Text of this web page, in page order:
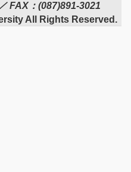
FAX：(087)891-3021
All Rights Reserved.